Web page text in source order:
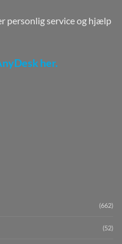
personlig service og hjælp
her.
(662)
(52)